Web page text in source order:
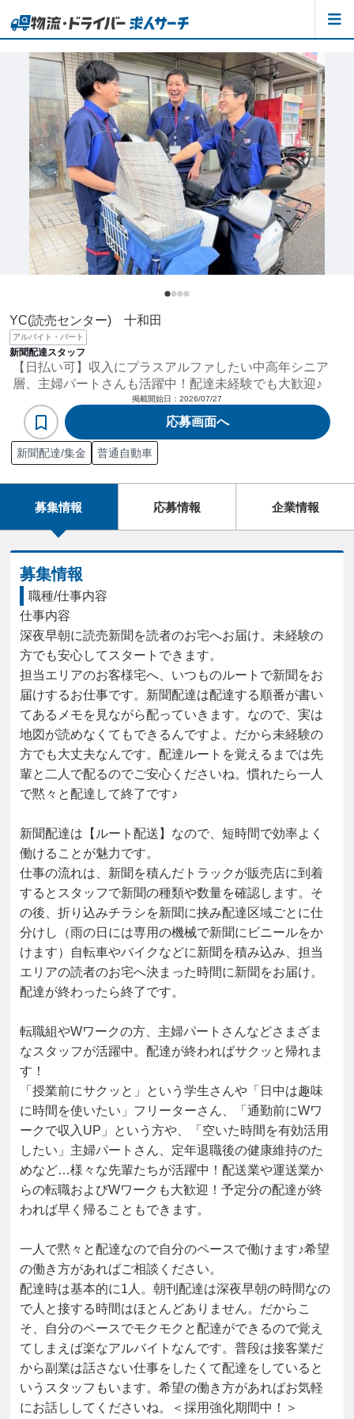
YC(読売センター) 十和田
アルバイト・パート
新聞配達スタッフ
【日払い可】収入にプラスアルファしたい中高年シニア
層、主婦パートさんも活躍中！配達未経験でも大歓迎♪
掲載開始日： 2026/07/27
応募画面へ
新聞配達/集金 普通自動車
募集情報 応募情報 企業情報
募集情報
職種/仕事内容
仕事内容
深夜早朝に読売新聞を読者のお宅へお届け。未経験の
方でも安心してスタートできます。
担当エリアのお客様宅へ、いつものルートで新聞をお
届けするお仕事です。新聞配達は配達する順番が書い
てあるメモを見ながら配っていきます。なので、実は
地図が読めなくてもできるんですよ。だから未経験の
方でも大丈夫なんです。配達ルートを覚えるまでは先
輩と二人で配るのでご安心くださいね。慣れたら一人
で黙々と配達して終了です♪
新聞配達は【ルート配送】なので、短時間で効率よく
働けることが魅力です。
仕事の流れは、新聞を積んだトラックが販売店に到着
するとスタッフで新聞の種類や数量を確認します。そ
の後、折り込みチラシを新聞に挟み配達区域ごとに仕
分けし（雨の日には専用の機械で新聞にビニールをか
けます）自転車やバイクなどに新聞を積み込み、担当
エリアの読者のお宅へ決まった時間に新聞をお届け。
配達が終わったら終了です。
転職組やWワークの方、主婦パートさんなどさまざま
なスタッフが活躍中。配達が終わればサクッと帰れま
す！
「授業前にサクッと」という学生さんや「日中は趣味
に時間を使いたい」フリーターさん、「通勤前にWワ
ークで収入UP」という方や、「空いた時間を有効活用
したい」主婦パートさん、定年退職後の健康維持のた
めなど…様々な先輩たちが活躍中！配送業や運送業か
らの転職およびWワークも大歓迎！予定分の配達が終
われば早く帰ることもできます。
一人で黙々と配達なので自分のペースで働けます♪希望
の働き方があればご相談ください。
配達時は基本的に1人。朝刊配達は深夜早朝の時間なの
で人と接する時間はほとんどありません。だからこ
そ、自分のペースでモクモクと配達ができるので覚え
てしまえば楽なアルバイトなんです。普段は接客業だ
から副業は話さない仕事をしたくて配達をしていると
いうスタッフもいます。希望の働き方があればお気軽
にお話ししてくださいね。＜採用強化期間中！＞